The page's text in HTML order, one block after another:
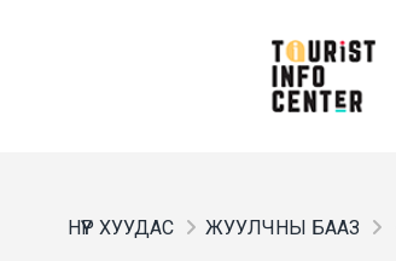
НҮҮР ХУУДАС ЖУУЛЧНЫ БААЗ